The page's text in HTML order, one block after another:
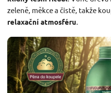
zeleně, měkce a čistě, takže
relaxační atmosféru